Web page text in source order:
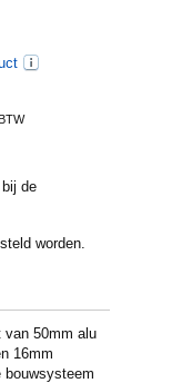
de
worden.
van 50mm alu
16mm
bouwsysteem